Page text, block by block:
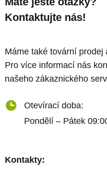
Kontaktujte nás!
Máme také tovární
Pro více informací nás
našeho zákaznického
Otevírací doba:
Pondělí – Pátek
Kontakty: